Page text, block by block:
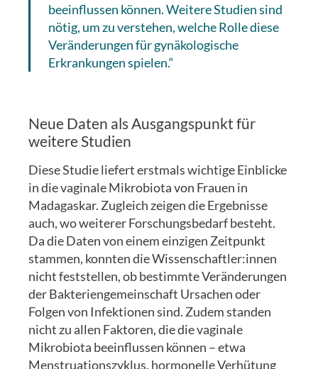
beeinflussen können. Weitere Studien sind
nötig, um zu verstehen, welche Rolle diese
Veränderungen für gynäkologische
Erkrankungen spielen.“
Neue Daten als Ausgangspunkt für
weitere Studien
Diese Studie liefert erstmals wichtige Einblicke
in die vaginale Mikrobiota von Frauen in
Madagaskar. Zugleich zeigen die Ergebnisse
auch, wo weiterer Forschungsbedarf besteht.
Da die Daten von einem einzigen Zeitpunkt
stammen, konnten die Wissenschaftler:innen
nicht feststellen, ob bestimmte Veränderungen
der Bakteriengemeinschaft Ursachen oder
Folgen von Infektionen sind. Zudem standen
nicht zu allen Faktoren, die die vaginale
Mikrobiota beeinflussen können – etwa
Menstruationszyklus, hormonelle Verhütung